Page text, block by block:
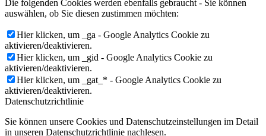
Die folgenden Cookies werden ebenfalls gebraucht - Sie können
auswählen, ob Sie diesen zustimmen möchten:
Hier klicken, um _ga - Google Analytics Cookie zu
aktivieren/deaktivieren.
Hier klicken, um _gid - Google Analytics Cookie zu
aktivieren/deaktivieren.
Hier klicken, um _gat_* - Google Analytics Cookie zu
aktivieren/deaktivieren.
Datenschutzrichtlinie
Sie können unsere Cookies und Datenschutzeinstellungen im Detail
in unseren Datenschutzrichtlinie nachlesen.